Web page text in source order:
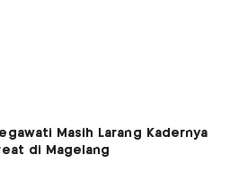
Masih Larang Kadernya
di Magelang